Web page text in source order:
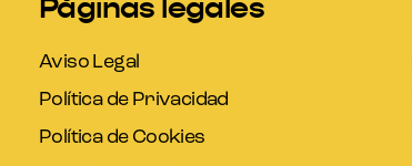
Páginas legales
Aviso Legal
Política de Privacidad
Política de Cookies